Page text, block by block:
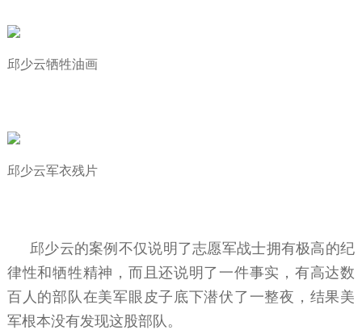
邱少云牺牲油画
邱少云军衣残片
邱少云的案例不仅说明了志愿军战士拥有极高的纪
律性和牺牲精神，而且还说明了一件事实，有高达数
百人的部队在美军眼皮子底下潜伏了一整夜，结果美
军根本没有发现这股部队。